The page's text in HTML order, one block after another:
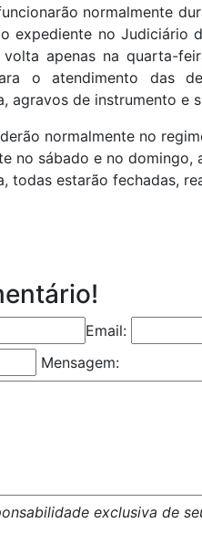
normalmente
expediente no Judiciário
apenas na quarta-
o atendimento das
agravos de instrumento e
normalmente no
no sábado e no domingo,
todas estarão fechadas,
Email:
Mensagem:
exclusiva de